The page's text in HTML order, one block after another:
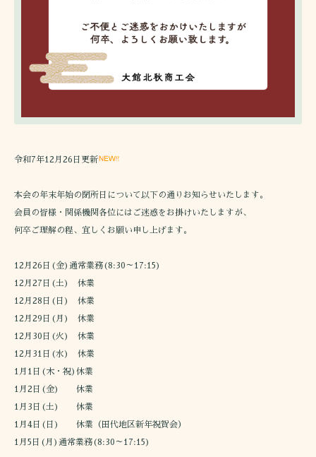
令和7年12月26日更新
本会の年末年始の閉所日について以下の通りお知らせいたします。
会員の皆様・関係機関各位にはご迷惑をお掛けいたしますが、
何卒ご理解の程、宜しくお願い申し上げます。
12月26日(金)通常業務(8:30～17:15)
12月27日(土) 休業
12月28日(日) 休業
12月29日(月) 休業
12月30日(火) 休業
12月31日(水) 休業
1月1日(木・祝)休業
1月2日(金) 休業
1月3日(土) 休業
1月4日(日) 休業（田代地区新年祝賀会）
1月5日(月)通常業務(8:30～17:15)